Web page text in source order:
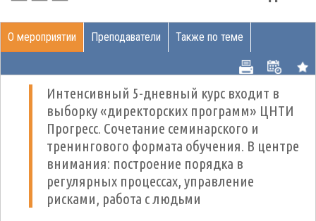
О мероприятии Преподаватели Также по теме
Интенсивный 5-дневный курс входит в
выборку «директорских программ» ЦНТИ
Прогресс. Сочетание семинарского и
тренингового формата обучения. В центре
внимания: построение порядка в
регулярных процессах, управление
рисками, работа с людьми